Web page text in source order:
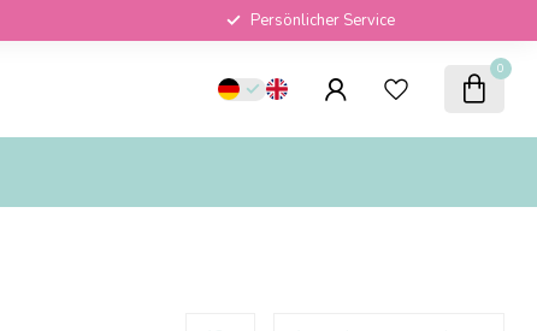
Persönlicher Service
0